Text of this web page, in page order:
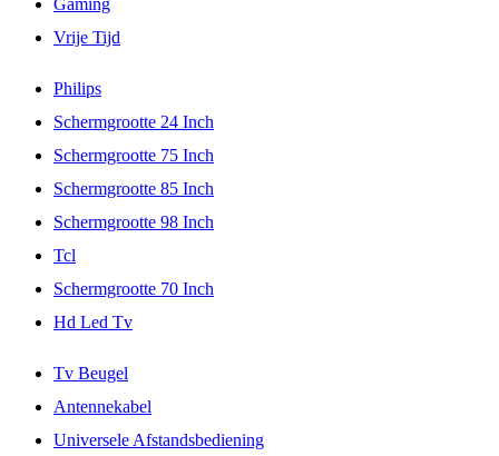
Gaming
Vrije Tijd
Philips
Schermgrootte 24 Inch
Schermgrootte 75 Inch
Schermgrootte 85 Inch
Schermgrootte 98 Inch
Tcl
Schermgrootte 70 Inch
Hd Led Tv
Tv Beugel
Antennekabel
Universele Afstandsbediening